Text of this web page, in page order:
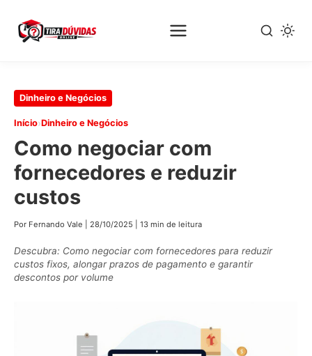
Pular
conteúdo
principal
Dinheiro e Negócios
Início›Dinheiro e Negócios
Como negociar com
fornecedores e reduzir
custos
Por Fernando Vale 28/10/2025 13 min de leitura
Descubra: Como negociar com fornecedores para reduzir
custos fixos, alongar prazos de pagamento e garantir
descontos por volume